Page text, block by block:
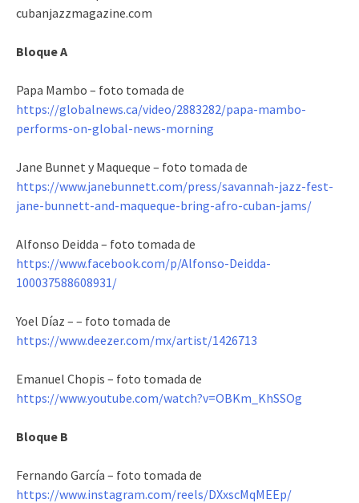
cubanjazzmagazine.com
Bloque A
Papa Mambo – foto tomada de
https://globalnews.ca/video/2883282/papa-mambo-
performs-on-global-news-morning
Jane Bunnet y Maqueque – foto tomada de
https://www.janebunnett.com/press/savannah-jazz-fest-
jane-bunnett-and-maqueque-bring-afro-cuban-jams/
Alfonso Deidda – foto tomada de
https://www.facebook.com/p/Alfonso-Deidda-
100037588608931/
Yoel Díaz – – foto tomada de
https://www.deezer.com/mx/artist/1426713
Emanuel Chopis – foto tomada de
https://www.youtube.com/watch?v=OBKm_KhSSOg
Bloque B
Fernando García – foto tomada de
https://www.instagram.com/reels/DXxscMqMEEp/